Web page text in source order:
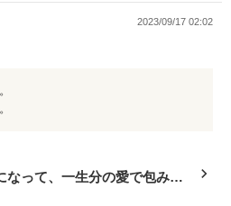
2023/09/17 02:02
なって、一生分の愛で包み込